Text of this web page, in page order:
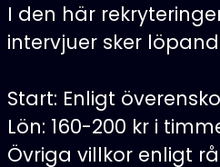
I den här
intervjuer sker
Start: Enligt
Lön: 160-200 kr i
Övriga villkor enligt